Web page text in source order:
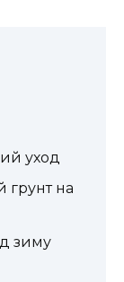
уход
грунт на
зиму